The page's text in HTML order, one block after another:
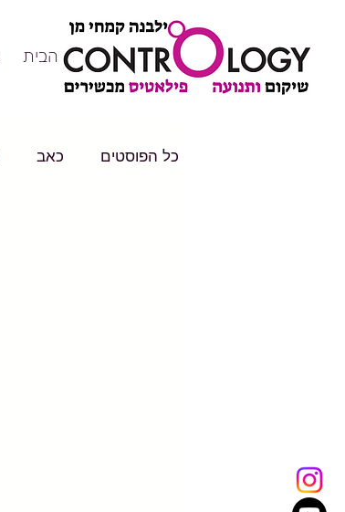
דף הבית
כל הפוסטים כאב